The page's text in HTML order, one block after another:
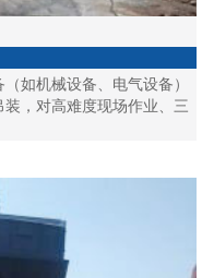
如机械设备、电气设备）
，对高难度现场作业、三